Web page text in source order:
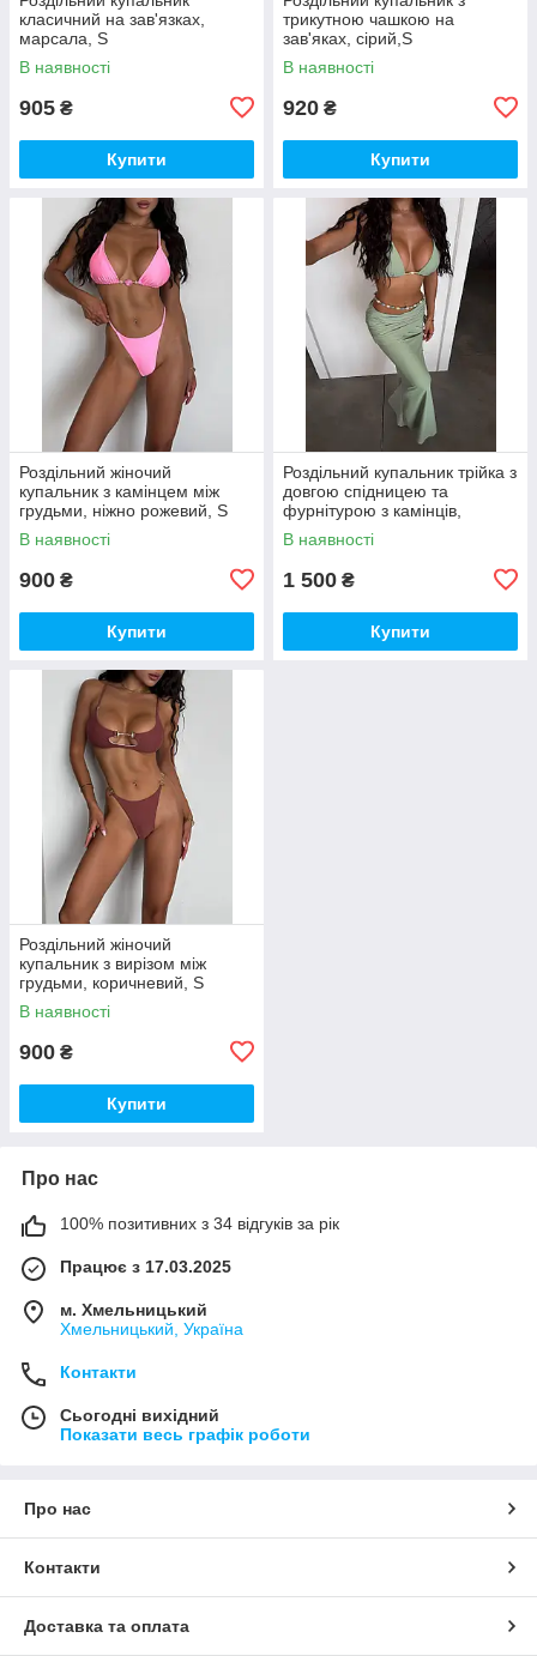
класичний на зав'язках,
марсала, S
В наявності
905 ₴
Купити
трикутною чашкою на
зав'яках, сірий,S
В наявності
920 ₴
Купити
Роздільний жіночий
купальник з камінцем між
грудьми, ніжно рожевий, S
В наявності
900 ₴
Купити
Роздільний купальник трійка з
довгою спідницею та
фурнітурою з камінців,
фісташка, S
В наявності
1 500 ₴
Купити
Роздільний жіночий
купальник з вирізом між
грудьми, коричневий, S
В наявності
900 ₴
Купити
Про нас
100% позитивних з 34 відгуків за рік
Працює з 17.03.2025
м. Хмельницький
Хмельницький, Україна
Контакти
Сьогодні вихідний
Показати весь графік роботи
Про нас
Контакти
Доставка та оплата